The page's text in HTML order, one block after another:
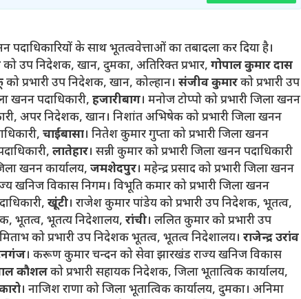
पदाधिकारियों के साथ भूतत्ववेत्ताओं का तबादला कर दिया है।
को उप निदेशक, खान, दुमका, अतिरिक्त प्रभार, गोपाल कुमार दास
को प्रभारी उप निदेशक, खान, कोल्हान। संजीव कुमारको प्रभारी उप
खनन पदाधिकारी, हजारीबाग। मनोज टोप्पो को प्रभारी जिला खनन
अपर निदेशक, खान। निशांत अभिषेक को प्रभारी जिला खनन
चाईबासा। नितेश कुमार गुप्ता को प्रभारी जिला खनन
लातेहार। सन्नी कुमार को प्रभारी जिला खनन पदाधिकारी
खनन कार्यालय, जमशेदपुर। महेन्द्र प्रसाद को प्रभारी जिला खनन
खनिज विकास निगम। विभूति कमार को प्रभारी जिला खनन
खूंटी। राजेश कुमार पांडेय को प्रभारी उप निदेशक, भूतत्व,
भूतत्व, भूतत्य निदेशालय, रांची। ललित कुमार को प्रभारी उप
को प्रभारी उप निदेशक भूतत्व, भूतत्व निदेशालय। राजेन्द्र उरांव
। करूण कुमार चन्दन को सेवा झारखंड राज्य खनिज विकास
कौशलको प्रभारी सहायक निदेशक, जिला भूतात्विक कार्यालय,
। नाजिश राणा को जिला भूतात्विक कार्यालय, दुमका। अनिमा